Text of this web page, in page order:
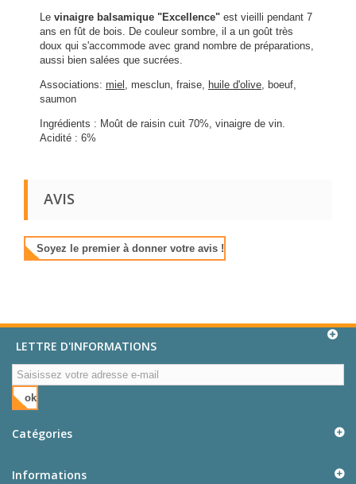
Le vinaigre balsamique "Excellence" est vieilli pendant 7
ans en fût de bois. De couleur sombre, il a un goût très
doux qui s'accommode avec grand nombre de préparations,
aussi bien salées que sucrées.
Associations: miel , mesclun, fraise, huile d'olive, boeuf,
saumon
Ingrédients : Moût de raisin cuit 70%, vinaigre de vin.
Acidité : 6%
AVIS
Soyez le premier à donner votre avis !
LETTRE D'INFORMATIONS
ok
Catégories
Informations